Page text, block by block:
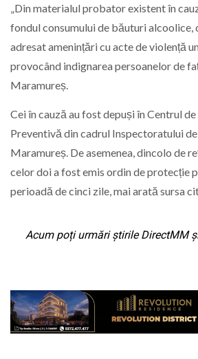
„Din materialul probator existent în
fondul consumului de băuturi
adresat amenințări cu acte de violență
provocând indignarea persoanelor de
Maramureș.
Cei în cauză au fost depuși în Centrul
Preventivă din cadrul Inspectoratului
Maramureș. De asemenea, dincolo de
celor doi a fost emis ordin de protecție
perioadă de cinci zile, mai arată sursa
Acum poți urmări știrile DirectMM